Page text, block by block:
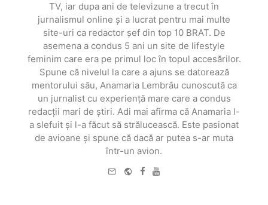
TV, iar dupa ani de televizune a trecut în
jurnalismul online și a lucrat pentru mai multe
site-uri ca redactor șef din top 10 BRAT. De
asemena a condus 5 ani un site de lifestyle
feminim care era pe primul loc în topul accesărilor.
Spune că nivelul la care a ajuns se datorează
mentorului său, Anamaria Lembrău cunoscută ca
un jurnalist cu experiență mare care a condus
redacții mari de știri. Adi mai afirma că Anamaria l-
a slefuit și l-a făcut să strălucească. Este pasionat
de avioane și spune că dacă ar putea s-ar muta
într-un avion.
e-
WebsiteFacebook